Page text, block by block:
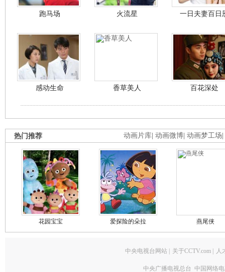
跑马场 火流星 一日夫妻百日
感动生命 香草美人 百花深处
动画片库 动画微博 动画梦工场
热门推荐
花园宝宝 爱探险的朵拉 燕尾侠
中央电视台网站 关于CCTV.com 人
中央广播电视总台 中国网络